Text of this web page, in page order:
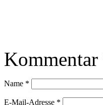
Kommentar
Name *
E-Mail-Adresse *